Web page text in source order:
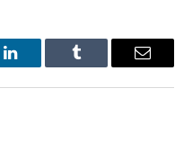
LinkedIn Tumblr Email